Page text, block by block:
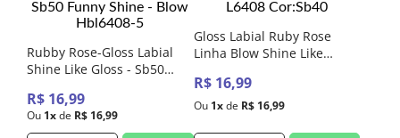
Rubby Rose-Gloss Labial
Shine Like Gloss - Sb50
Hbl6408-5
R$ 16,99
Ou 1xde R$ 16,99
Gloss Labial Ruby Rose
Linha Blow Shine Like
R$ 16,99
Ou 1x de R$ 16,99